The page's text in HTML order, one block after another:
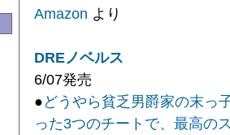
Amazon より
DREノベルス
6/07発売
●どうやら貧乏男爵家の末
った3つのチートで、最高の